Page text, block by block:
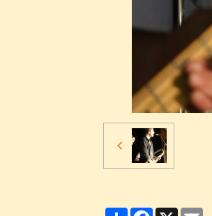
PartagerFacebook
X